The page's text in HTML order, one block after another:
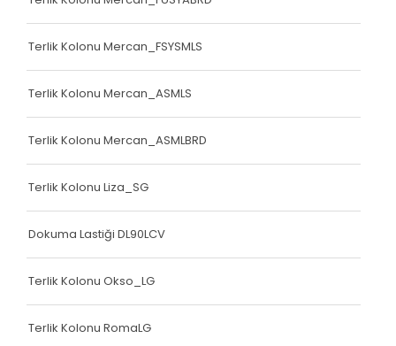
Terlik Kolonu Mercan_FSYSMLS
Terlik Kolonu Mercan_ASMLS
Terlik Kolonu Mercan_ASMLBRD
Terlik Kolonu Liza_SG
Dokuma Lastiği DL90LCV
Terlik Kolonu Okso_LG
Terlik Kolonu RomaLG